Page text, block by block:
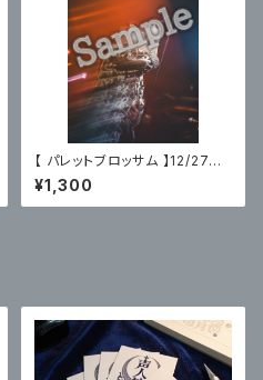
【 パレットブロッサム 】12/27主
催ライブフォトB〈サイン有〉
¥1,300